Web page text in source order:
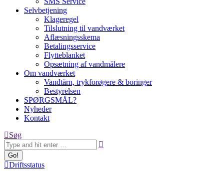
Selvbetjening
Klageregel
Tilslutning til vandværket
Aflæsningsskema
Betalingsservice
Flytteblanket
Opsætning af vandmålere
Om vandværket
Vandtårn, trykforøgere & boringer
Bestyrelsen
SPØRGSMÅL?
Nyheder
Kontakt
Search:
Søg
Driftsstatus